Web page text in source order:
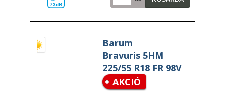
73dB
Barum
Bravuris 5HM
225/55 R18 FR 98V
AKCIÓ